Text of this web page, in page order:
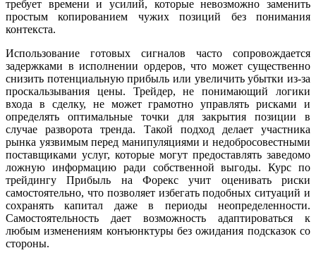
требует времени и усилий, которые невозможно заменить
простым копированием чужих позиций без понимания
контекста.
Использование готовых сигналов часто сопровождается
задержками в исполнении ордеров, что может существенно
снизить потенциальную прибыль или увеличить убытки из-за
проскальзывания цены. Трейдер, не понимающий логики
входа в сделку, не может грамотно управлять рисками и
определять оптимальные точки для закрытия позиции в
случае разворота тренда. Такой подход делает участника
рынка уязвимым перед манипуляциями и недобросовестными
поставщиками услуг, которые могут предоставлять заведомо
ложную информацию ради собственной выгоды. Курс по
трейдингу Прибыль на Форекс учит оценивать риски
самостоятельно, что позволяет избегать подобных ситуаций и
сохранять капитал даже в периоды неопределенности.
Самостоятельность дает возможность адаптироваться к
любым изменениям конъюнктуры без ожидания подсказок со
стороны.